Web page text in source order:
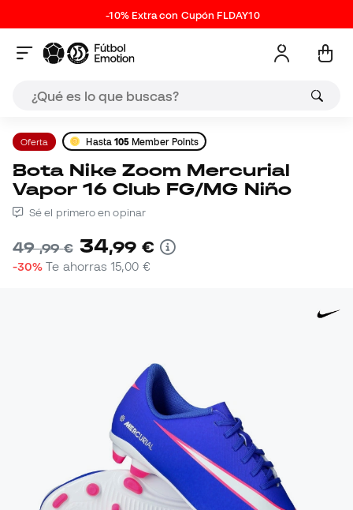
-10% Extra con Cupón FLDAY10
Oferta Hasta 105 Member Points
Bota Nike Zoom Mercurial
Vapor 16 Club FG/MG Niño
Sé el primero en opinar
49,99 € 34,99 €
-30% Te ahorras15,00 €